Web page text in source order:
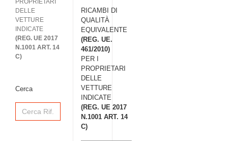
RICAMBI DI
QUALITÀ
EQUIVALENTE
(REG. UE.
461/2010)
PER I
PROPRIETARI
DELLE
VETTURE
INDICATE
(REG. UE 2017
N.1001 ART. 14
C)
PROPRIETARI
DELLE
VETTURE
INDICATE
(REG. UE 2017
N.1001 ART. 14
C)
Cerca
Search
for: